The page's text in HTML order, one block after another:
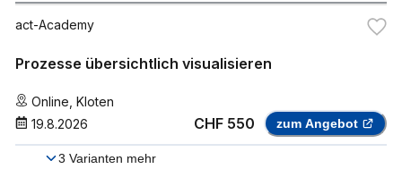
act-Academy
Prozesse übersichtlich visualisieren
Online Kloten
19.8.2026
CHF 550 zum Angebot
3 Varianten mehr